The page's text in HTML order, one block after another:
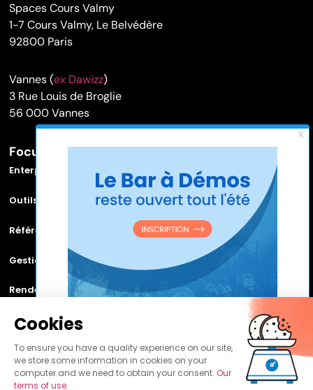
Spaces Cours Valmy
1-7 Cours Valmy, Le Belvédère
92800 Paris
Vannes (ex Dawizz)
3 Rue Louis de Broglie
56 000 Vannes
Focus sur
Enterprise Service Bus (ESB)
Outils et logiciels MDM
Référentiel de données
Gestion de la relation citoyen
Rendez vos applications Legacy communicantes grâce au
Cookies
To ensure you have a quality experience on our site,
we store some information in cookies on your
computer and we need to obtain your consent. Our
terms of use.